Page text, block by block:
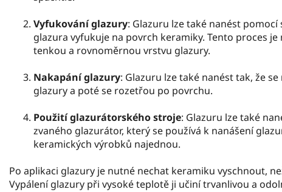
Vyfukování glazury: Glazuru lze také nanést
glazura vyfukuje na povrch keramiky. Tento proces
tenkou a rovnoměrnou vrstvu glazury.
Nakapání glazury: Glazuru lze také nanést tak, že
glazury a poté se rozetřou po povrchu.
Použití glazurátorského stroje: Glazuru lze také
zvaného glazurátor, který se používá k nanášení
keramických výrobků najednou.
Po aplikaci glazury je nutné nechat keramiku vyschnout,
Vypálení glazury při vysoké teplotě ji učiní trvanlivou a